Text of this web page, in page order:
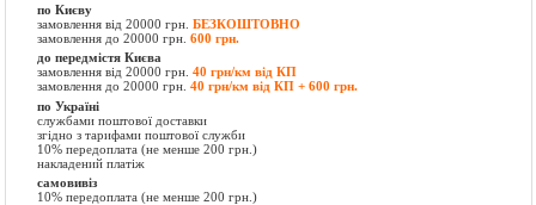
по Києву
замовлення від 20000 грн.БЕЗКОШТОВНО
замовлення до 20000 грн.600 грн.
до передмістя Києва
замовлення від 20000 грн.40 грн/км від КП
замовлення до 20000 грн.40 грн/км від КП + 600 грн.
по Україні
службами поштової доставки
згідно з тарифами поштової служби
10% передоплата (не менше 200 грн.)
накладений платіж
самовивіз
10% передоплата (не менше 200 грн.)